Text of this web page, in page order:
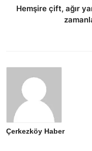
Hemşire çift, ağır
Çerkezköy Haber